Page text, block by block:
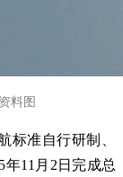
料图
标准自行研制、
11月2日完成总